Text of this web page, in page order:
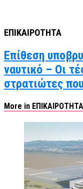
ΕΠΙΚΑΙΡΟΤΗΤΑ
Επίθεση
ναυτικό – Οι
στρατιώτες
More in ΕΠΙΚΑΙΡΟΤΗΤΑ